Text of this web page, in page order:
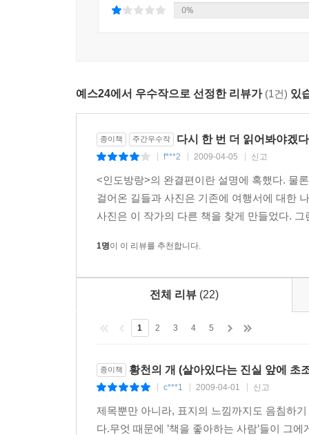
그것이 아무렇지도 않게 받아들여진다. 후지
수많은 사람들이 오가는 장소에서 장작 위에 시
일이지. …허연 내장이 흘러나오면 거기에 불이
물어뜯곤 했지. 인간의 뇌수는 개들 사이에서 꽤
있는 쪽으로 냄새가 몰려올 때도 있었지. 살과 뼈
「2장 황천의개」 중에서
무의식적으로 땅바닥에 흩어져 있는 재를 손가
시체의 재를 혀에 올려놓았을 때 나라는 존재가
존재가 환영에 불과하다고 생각하게 된 거야. 그
p.179, 「2장 황천의 개」 중에서
지나쳐 계속 다가오는 것이었어. 개들이 시체를
있었던 거야. 신선한 물고기가 맛있는 것처럼
굶주린 아귀 같은 개들에게 한낱 사료에 불과한
0%
예스24에서 우수작으로 선정한 리뷰가 (1건) 있
종이책 주간우수작 다시 한 번 더 읽어봐야겠
f***2 2009-04-05 신고
<인도방랑>의 완결편이란 설명에 혹했다. 물
걸어온 길들과 사진은 기존에 여행서에 대한
사진은 이 작가의 다른 책을 찾게 만들었다.
1명이 이 리뷰를 추천합니다.
전체 리뷰 (22)
1 2 3 4 5
종이책 황천의 개 (살아있다는 진실 앞에 초
c***1 2009-04-01 신고
제목뿐만 아니라, 표지의 느낌까지도 음침하
다.무엇 때문에 ’책을 좋아하는 사람’들이 그